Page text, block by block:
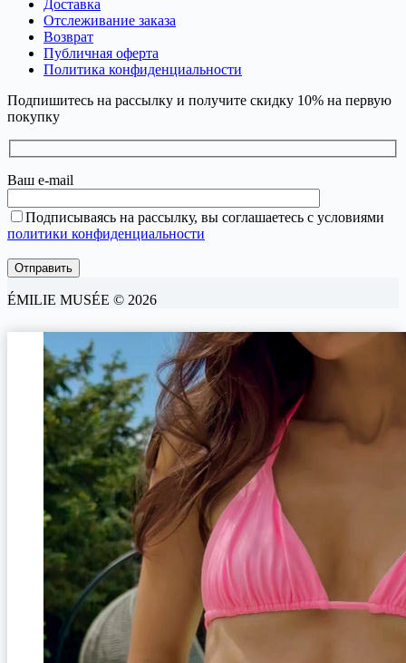
Доставка
Отслеживание заказа
Возврат
Публичная оферта
Политика конфиденциальности
Подпишитесь на рассылку и получите скидку 10% на первую
покупку
Ваш e-mail
Подписываясь на рассылку, вы соглашаетесь с условиями
политики конфиденциальности
ÉMILIE MUSÉE © 2026